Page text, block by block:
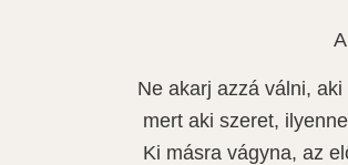
Ne akarj azzá válni, aki
mert aki szeret,
Ki másra vágyna, az